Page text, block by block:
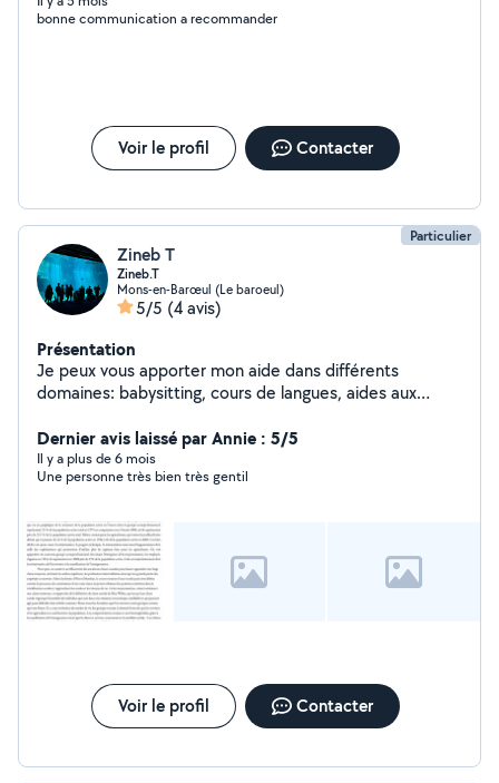
bonne communication a recommander
Voir le profil Contacter
Particulier
Zineb T
Zineb.T
Mons-en-Barœul (Le baroeul)
5/5 (4 avis)
Présentation
Je peux vous apporter mon aide dans différents
domaines: babysitting, cours de langues, aides aux
Dernier avis laissé par Annie : 5/5
Il y a plus de 6 mois
Une personne très bien très gentil
Voir le profil Contacter